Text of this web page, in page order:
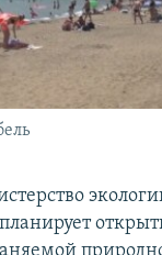
КРЫМА